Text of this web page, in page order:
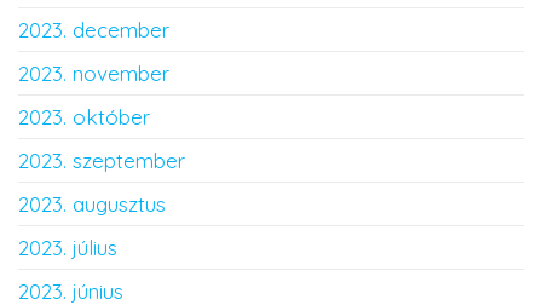
2023. december
2023. november
2023. október
2023. szeptember
2023. augusztus
2023. július
2023. június